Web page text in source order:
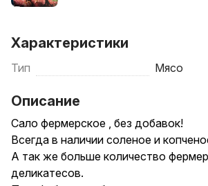
Характеристики
Тип Мясо
Описание
Сало фермерское , без добавок!
Всегда в наличии соленое и
А так же больше количество
деликатесов.